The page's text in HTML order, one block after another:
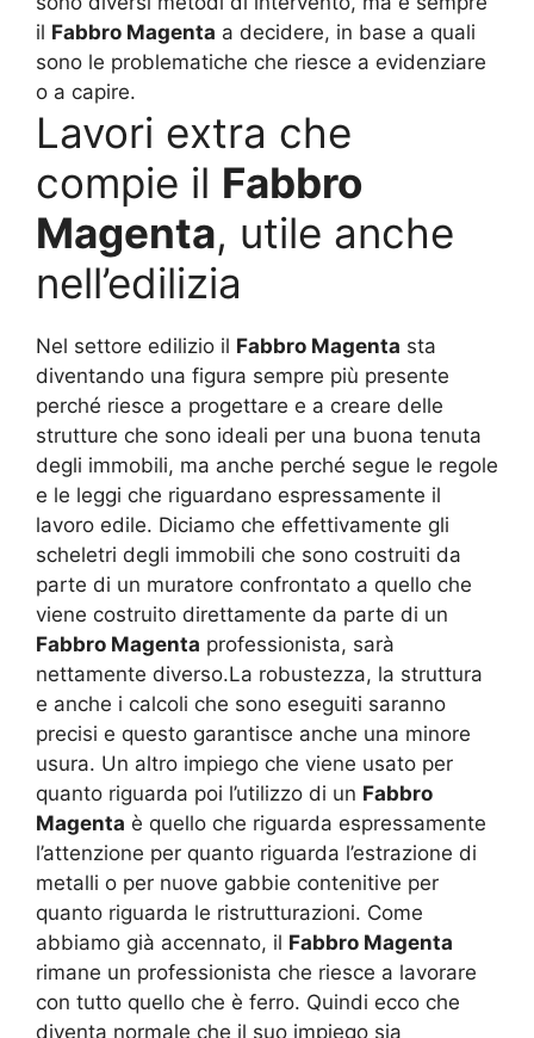
il Fabbro Magenta a decidere, in base a quali
sono le problematiche che riesce a evidenziare
o a capire.
Lavori extra che
compie il Fabbro
Magenta, utile anche
nell’edilizia
Nel settore edilizio il Fabbro Magenta sta
diventando una figura sempre più presente
perché riesce a progettare e a creare delle
strutture che sono ideali per una buona tenuta
degli immobili, ma anche perché segue le regole
e le leggi che riguardano espressamente il
lavoro edile. Diciamo che effettivamente gli
scheletri degli immobili che sono costruiti da
parte di un muratore confrontato a quello che
viene costruito direttamente da parte di un
Fabbro Magenta professionista, sarà
nettamente diverso.La robustezza, la struttura
e anche i calcoli che sono eseguiti saranno
precisi e questo garantisce anche una minore
usura. Un altro impiego che viene usato per
quanto riguarda poi l’utilizzo di un Fabbro
Magenta è quello che riguarda espressamente
l’attenzione per quanto riguarda l’estrazione di
metalli o per nuove gabbie contenitive per
quanto riguarda le ristrutturazioni. Come
abbiamo già accennato, il Fabbro Magenta
rimane un professionista che riesce a lavorare
con tutto quello che è ferro. Quindi ecco che
diventa normale che il suo impiego sia